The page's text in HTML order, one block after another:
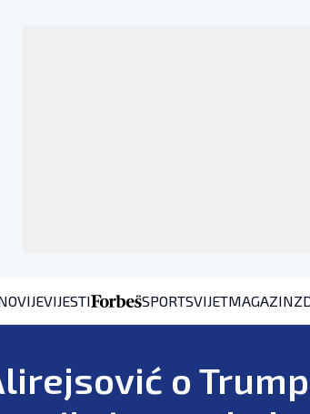
VIJESTI SPORTSVIJETMAGAZIN
o